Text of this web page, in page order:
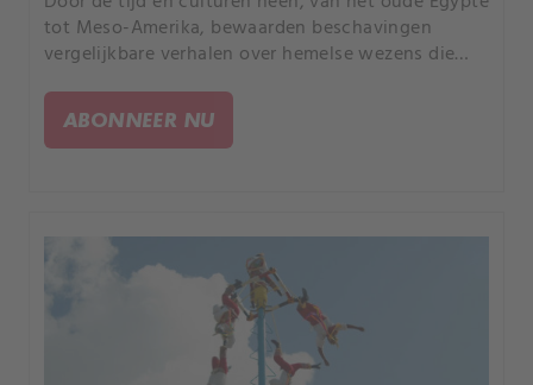
tot Meso-Amerika, bewaarden beschavingen
vergelijkbare verhalen over hemelse wezens die
Volgende deze mensen instructies van goden of
buitenaardse wezens?.
ABONNEER NU